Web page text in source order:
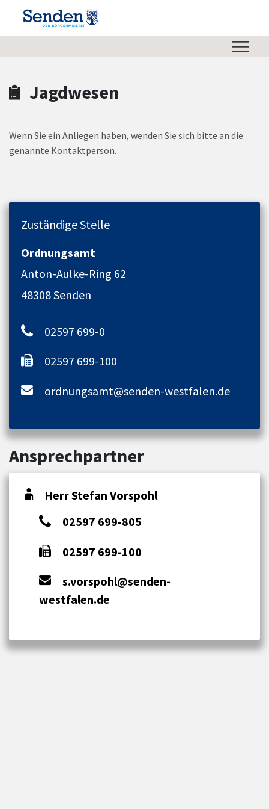
Zum Header
Zum Hauptinhalt
Zum Footer
Zum Hauptinhalt springen
Jagdwesen
Wenn Sie ein Anliegen haben, wenden Sie sich bitte an die
genannte Kontaktperson.
Zuständige Stelle
Ordnungsamt
Anton-Aulke-Ring 62
48308 Senden
02597 699-0
02597 699-100
ordnungsamt@senden-westfalen.de
Ansprechpartner
Herr Stefan Vorspohl
02597 699-805
02597 699-100
s.vorspohl@senden-
westfalen.de